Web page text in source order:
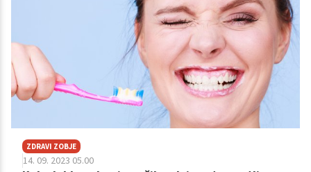
temeljitim pregledom in tipanjem struktur zobozdravnik odkrije
spremembe v zgodnjih fazah.
ZDRAVI ZOBJE
14. 09. 2023 05.00